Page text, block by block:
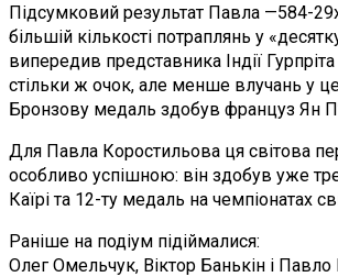
Підсумковий результат Павла —584-
більшій кількості потраплянь у
випередив представника Індії
стільки ж очок, але менше влучань у
Бронзову медаль здобув француз Ян
Для Павла Коростильова ця світова
особливо успішною: він здобув уже
Каїрі та 12-ту медаль на чемпіонатах
Раніше на подіум підіймалися:
Олег Омельчук, Віктор Банькін і